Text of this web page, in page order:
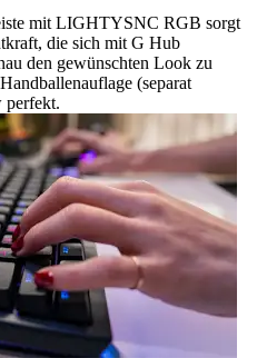
mit LIGHTYSNC RGB sorgt
die sich mit G Hub
den gewünschten Look zu
(separat
perfekt.